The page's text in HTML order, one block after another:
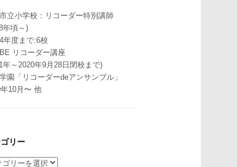
立小学校：リコーダー特別講師
年頃～)
年度まで:6校
リコーダー講座
年～2020年9月28日閉校まで)
園「リコーダーdeアンサンブル」
10月〜 他
リー